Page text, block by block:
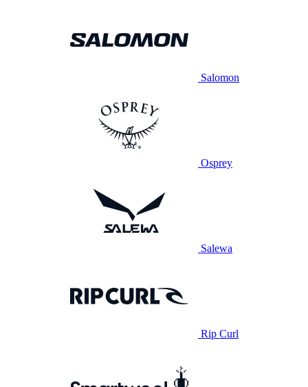
Salomon
Osprey
Salewa
Rip Curl